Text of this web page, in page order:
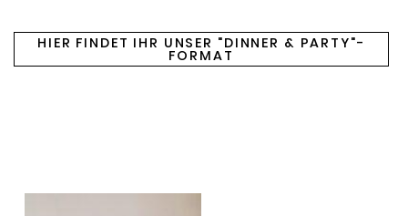
HIER FINDET IHR UNSER "DINNER & PARTY"-
FORMAT